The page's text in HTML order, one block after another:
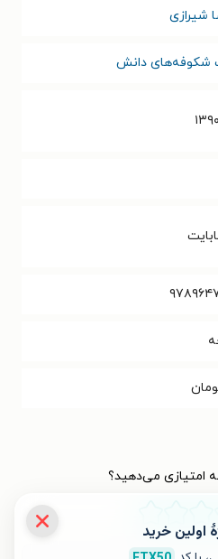
شیرازی
شکوفه‌های دانش
۲۷
امتیازی می‌دهید؟
۳ ۴ ۵